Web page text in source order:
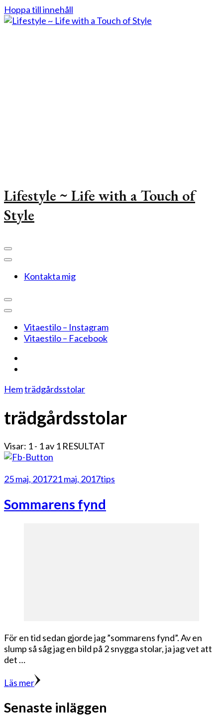
Hoppa till innehåll
Lifestyle ~ Life with a Touch of
Style
Kontakta mig
Vitaestilo – Instagram
Vitaestilo – Facebook
Hemträdgårdsstolar
trädgårdsstolar
Visar: 1 - 1 av 1 RESULTAT
25 maj, 201721 maj, 2017tips
Sommarens fynd
För en tid sedan gjorde jag ”sommarens fynd”. Av en
slump så såg jag en bild på 2 snygga stolar, ja jag vet att
det …
Läs mer
Senaste inläggen